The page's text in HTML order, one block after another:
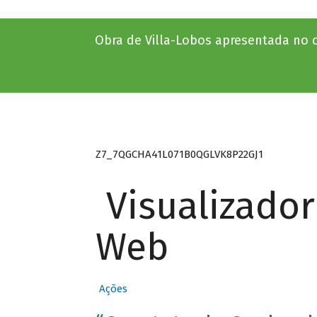
Obra de Villa-Lobos apresentada no
Z7_7QGCHA41L071B0QGLVK8P22GJ1
Web
Ações